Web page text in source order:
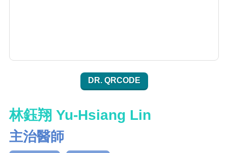
DR. QRCODE
林鈺翔 Yu-Hsiang Lin
主治醫師